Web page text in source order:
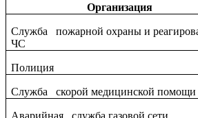
Организация
Служба пожарной охраны и
ЧС
Полиция
Служба скорой медицинской помощи
Аварийная служба газовой сети